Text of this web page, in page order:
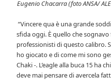
Eugenio Chacarra (foto ANSA/
“Vincere qua è una grande
sfida oggi. È quello che
professionisti di questo calibro.
ho giocato e di come mi sono
Chaki -. L’eagle alla buca 15 ha
deve mai pensare di avercela